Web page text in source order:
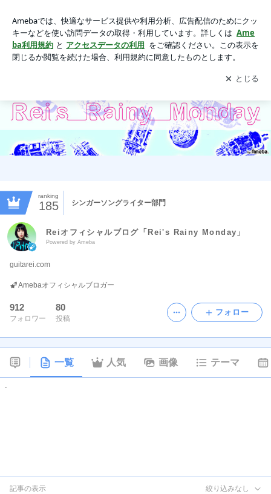
meba
アプリをダウンロードして ブログの更新通知
を受け取りまし
ょう。
開く
ranking
185 シンガーソングライター部門
Reiオフィシャルブログ「Rei's Rainy Monday」
Powered by Ameba
guitarei.com
Amebaオフィシャルブロガー
912
フォロワー
80
投稿
フォロー
一覧 人気 画像 テーマ
記事の表示 絞り込みなし